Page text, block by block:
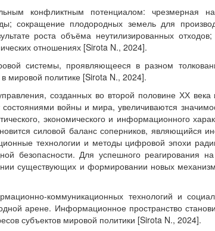
конфликтным потенциалом: чрезмерная
сокращение плодородных земель для
роста объёма неутилизированных
отношениях [Sirota N., 2024].
системы, проявляющееся в разном
мировой политике [Sirota N., 2024].
созданных во второй половине ХХ
войны и мира, увеличиваются
экономического и информационного
силовой баланс соперников, являющийся
технологии и методы цифровой эпохи
безопасности. Для успешного реагирования
существующих и формировании новых
коммуникационных технологий и
арене. Информационное пространство
субъектов мировой политики [Sirota N., 2024].